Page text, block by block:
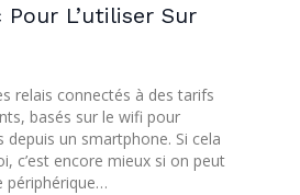
L’utiliser Sur
relais connectés à des tarifs
basés sur le wifi pour
depuis un smartphone. Si cela
c’est encore mieux si on peut
périphérique…